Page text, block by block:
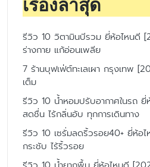
เรื่องล่าสุด
รีวิว 10 วิตามินบีรวม ยี่ห้อไหนดี
ร่างกาย แก้อ่อนเพลีย
7 ร้านบุฟเฟ่ต์ทะเลเผา กรุงเทพ
เต็ม
รีวิว 10 น้ำหอมปรับอากาศในรถ
สดชื่น ไร้กลิ่นอับ ทุกการเดินทาง
รีวิว 10 เซรั่มลดริ้วรอย40+ ยี่ห้อ
กระชับ ไร้ริ้วรอย